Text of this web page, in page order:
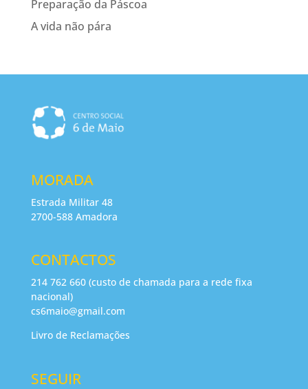
Preparação da Páscoa
A vida não pára
MORADA
Estrada Militar 48
2700-588 Amadora
CONTACTOS
214 762 660 (custo de chamada para a rede fixa
nacional)
cs6maio@gmail.com
Livro de Reclamações
SEGUIR